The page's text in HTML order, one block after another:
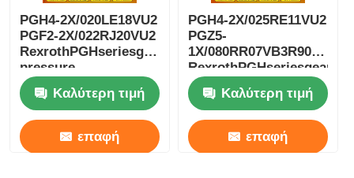
PGH4-2X/020LE18VU2
PGF2-2X/022RJ20VU2
RexrothPGHseriesgearhigh-
pressure
oilpumpductile iron
Καλύτερη τιμή
επαφή
PGH4-2X/025RE11VU2
PGZ5-
1X/
Καλύτερη τιμή
επαφή